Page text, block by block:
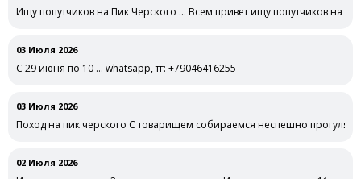
Ищу попутчиков на Пик Черского … Всем привет ищу попутчиков на
03 Июля 2026
С 29 июня по 10 … whatsapp, тг: +79046416255
03 Июля 2026
Поход на пик черского С товарищем собираемся неспешно
02 Июля 2026